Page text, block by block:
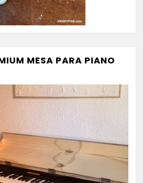
MESA PARA PIANO